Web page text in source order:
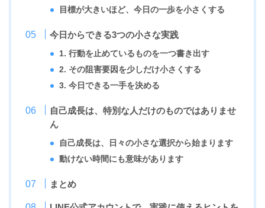
目標が大きいほど、今日の一歩を小さくする
今日からできる3つの小さな実践
1. 行動を止めているものを一つ書き出す
2. その阻害要因を少しだけ小さくする
3. 今日できる一手を決める
自己成長は、特別な人だけのものではありませ
ん
自己成長は、日々の小さな選択から始まります
動けない時間にも意味があります
まとめ